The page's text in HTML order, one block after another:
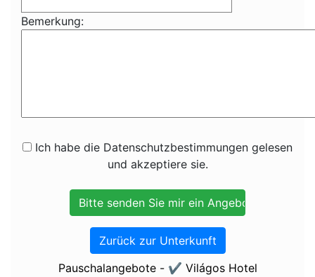
Bemerkung:
Ich habe die Datenschutzbestimmungen gelesen
und akzeptiere sie.
Zurück zur Unterkunft
Pauschalangebote - ✔️ Világos Hotel